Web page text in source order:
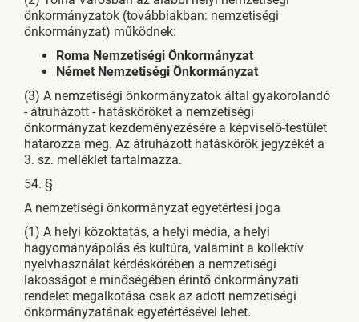
önkormányzatok (továbbiakban: nemzetiségi
önkormányzat) működnek:
Roma Nemzetiségi Önkormányzat
Német Nemzetiségi Önkormányzat
(3) A nemzetiségi önkormányzatok által gyakorolandó
- átruházott - hatásköröket a nemzetiségi
önkormányzat kezdeményezésére a képviselő-testület
határozza meg. Az átruházott hatáskörök jegyzékét a
3. sz. melléklet tartalmazza.
54. §
A nemzetiségi önkormányzat egyetértési joga
(1) A helyi közoktatás, a helyi média, a helyi
hagyományápolás és kultúra, valamint a kollektív
nyelvhasználat kérdéskörében a nemzetiségi
lakosságot e minőségében érintő önkormányzati
rendelet megalkotása csak az adott nemzetiségi
önkormányzatának egyetértésével lehet.